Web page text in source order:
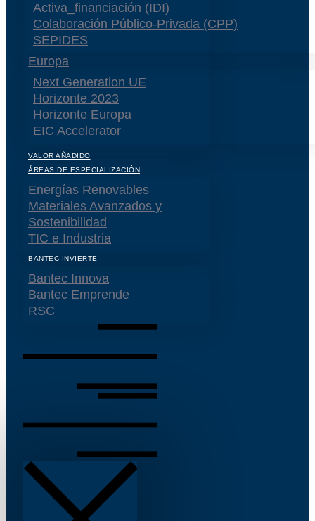
Activa_financiación (IDI)
Colaboración Público-Privada (CPP)
SEPIDES
Europa
Next Generation UE
Horizonte 2023
Horizonte Europa
EIC Accelerator
VALOR AÑADIDO
ÁREAS DE ESPECIALIZACIÓN
Energías Renovables
Materiales Avanzados y
Sostenibilidad
TIC e Industria
BANTEC INVIERTE
Bantec Innova
Bantec Emprende
RSC